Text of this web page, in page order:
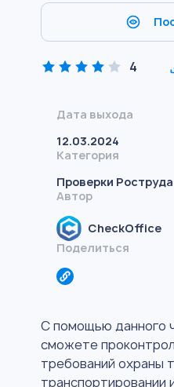
4
Дата выхода
12.03.2024
Категория
Проверки Роструда
Автор
CheckOffice
Поделиться
С помощью данного
сможете
требований охраны
транспортировании